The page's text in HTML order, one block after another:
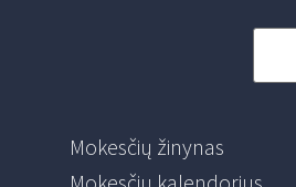
Mokesčių žinynas